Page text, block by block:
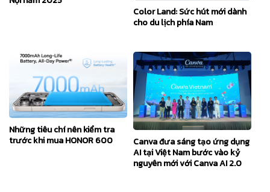
Color Land: Sức hút mới dành
cho du lịch phía Nam
Những tiêu chí nên kiểm tra
trước khi mua HONOR 600
Canva đưa sáng tạo ứng dụng
AI tại Việt Nam bước vào kỷ
nguyên mới với Canva AI 2.0